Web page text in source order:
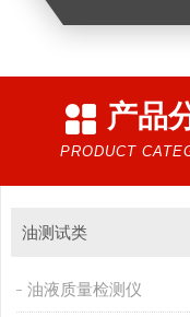
产品
PRODUCT
油测试类
油液质量检测仪